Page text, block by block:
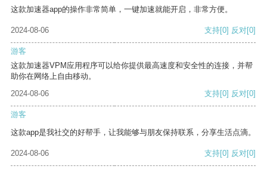
这款加速器app的操作非常简单，一键加速就能开启，非常方便。
2024-08-06 支持[0] 反对[0]
游客
这款加速器VPM应用程序可以给你提供最高速度和安全性的连接，并帮
助你在网络上自由移动。
2024-08-06
支持[0] 反对[0]
游客
这款app是我社交的好帮手，让我能够与朋友保持联系，分享生活点滴。
2024-08-06 支持[0] 反对[0]